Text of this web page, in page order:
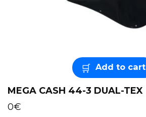
Add to cart
MEGA CASH 44-3 DUAL-TEX
0€